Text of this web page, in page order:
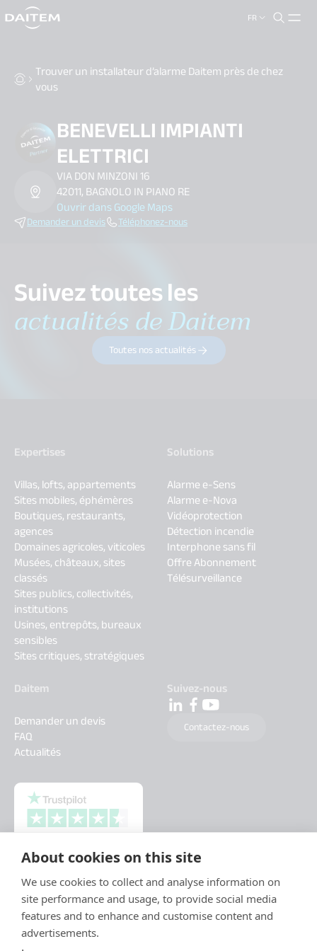
About cookies on this site
We use cookies to collect and analyse information on
site performance and usage, to provide social media
features and to enhance and customise content and
advertisements.
FR
search.label
Trouver un installateur d’alarme Daitem près de chez
vous
BENEVELLI IMPIANTI
ELETTRICI
VIA DON MINZONI 16
42011, BAGNOLO IN PIANO RE
Ouvrir dans Google Maps
Demander un devis Téléphonez-nous
Suivez toutes les
actualités de Daitem
Toutes nos actualités
Expertises
Villas, lofts, appartements
Sites mobiles, éphémères
Boutiques, restaurants,
agences
Domaines agricoles, viticoles
Musées, châteaux, sites
classés
Sites publics, collectivités,
institutions
Usines, entrepôts, bureaux
sensibles
Sites critiques, stratégiques
Solutions
Alarme e-Sens
Alarme e-Nova
Vidéoprotection
Détection incendie
Interphone sans fil
Offre Abonnement
Télésurveillance
Daitem
Demander un devis
FAQ
Actualités
Suivez-nous
Contactez-nous